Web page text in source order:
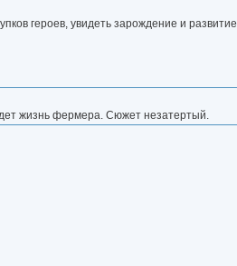
героев, увидеть зарождение и развитие
жизнь фермера. Сюжет незатертый.